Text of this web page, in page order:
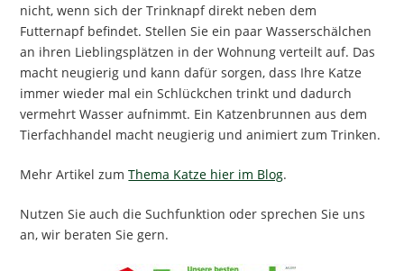
nicht, wenn sich der Trinknapf direkt neben dem
Futternapf befindet. Stellen Sie ein paar Wasserschälchen
an ihren Lieblingsplätzen in der Wohnung verteilt auf. Das
macht neugierig und kann dafür sorgen, dass Ihre Katze
immer wieder mal ein Schlückchen trinkt und dadurch
vermehrt Wasser aufnimmt. Ein Katzenbrunnen aus dem
Tierfachhandel macht neugierig und animiert zum Trinken.
Mehr Artikel zumThema Katze hier im Blog.
Nutzen Sie auch die Suchfunktion oder sprechen Sie uns
an, wir beraten Sie gern.